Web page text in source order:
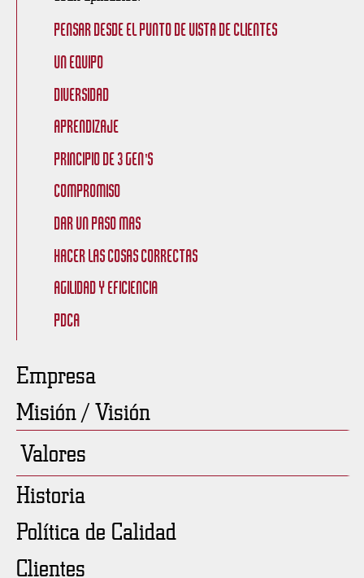
Pensar desde el punto de vista de clientes
Un equipo
Diversidad
Aprendizaje
Principio de 3 GEN's
Compromiso
Dar un paso más
Hacer las cosas correctas
Agilidad y eficiencia
PDCA
Empresa
Misión / Visión
Valores
Historia
Política de Calidad
Clientes